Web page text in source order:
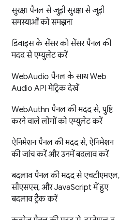
सुरक्षा पैनल से जुड़ी सुरक्षा से जुड़ी
समस्याओं को समझना
डिवाइस के सेंसर को सेंसर पैनल की
मदद से एम्युलेट करें
WebAudio पैनल के साथ Web
Audio API मेट्रिक देखें
WebAuthn पैनल की मदद से, पुष्टि
करने वाले लोगों को एम्युलेट करें
ऐनिमेशन पैनल की मदद से, ऐनिमेशन
की जांच करें और उनमें बदलाव करें
बदलाव पैनल की मदद से एचटीएमएल,
सीएसएस, और JavaScript में हुए
बदलाव ट्रैक करें